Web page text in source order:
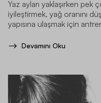
Yaz ayları yaklaşırken
iyileştirmek, yağ oranını
yapısına ulaşmak için
Devamını Oku